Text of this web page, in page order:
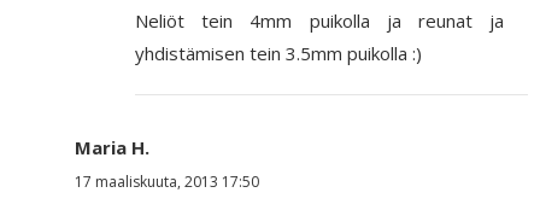
Neliöt tein 4mm puikolla ja reunat ja
yhdistämisen tein 3.5mm puikolla :)
Maria H.
17 maaliskuuta, 2013 17:50